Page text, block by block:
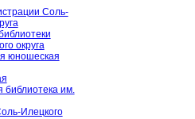
Соль-
округа
юношеская
библиотека им.
Илецкого